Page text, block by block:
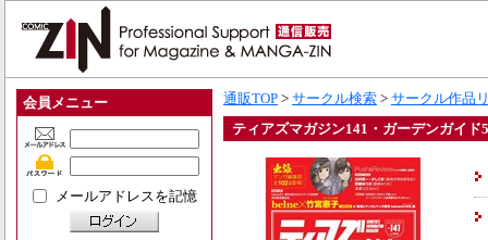
会員メニュー
メールアドレスを記憶
通販TOP > サークル検索 > サークル作品
ティアズマガジン141・ガーデンガイド